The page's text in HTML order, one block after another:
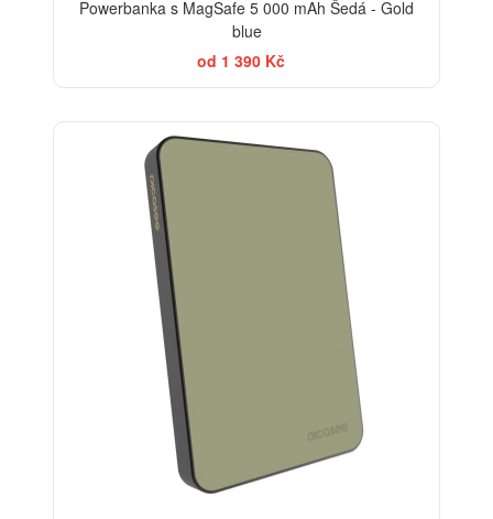
Powerbanka s MagSafe 5 000 mAh Šedá - Gold
blue
od 1 390 Kč